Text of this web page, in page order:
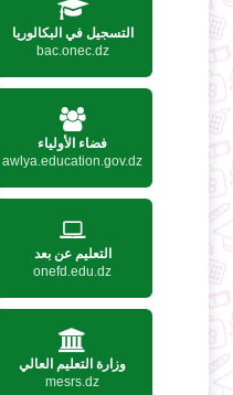
التسجيل في البكالوريا
bac.onec.dz
فضاء الأولياء
awlya.education.gov.dz
التعليم عن بعد
onefd.edu.dz
وزارة التعليم العالي
mesrs.dz